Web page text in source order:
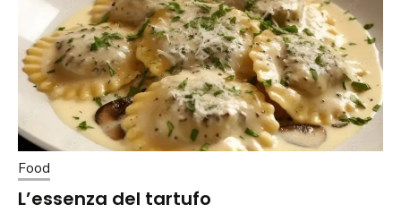
Food
L’essenza del tartufo